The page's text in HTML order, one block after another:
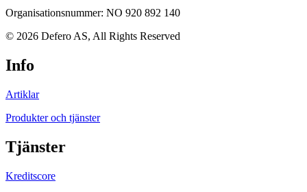
Organisationsnummer: NO 920 892 140
© 2026 Defero AS, All Rights Reserved
Info
Artiklar
Produkter och tjänster
Tjänster
Kreditscore